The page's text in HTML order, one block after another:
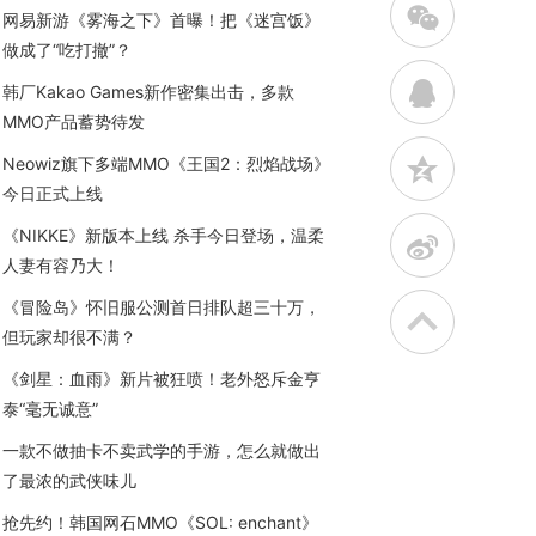
网易新游《雾海之下》首曝！把《迷宫饭》
做成了“吃打撤”？
韩厂Kakao Games新作密集出击，多款
MMO产品蓄势待发
Neowiz旗下多端MMO《王国2：烈焰战场》
今日正式上线
《NIKKE》新版本上线 杀手今日登场，温柔
人妻有容乃大！
《冒险岛》怀旧服公测首日排队超三十万，
但玩家却很不满？
《剑星：血雨》新片被狂喷！老外怒斥金亨
泰“毫无诚意”
一款不做抽卡不卖武学的手游，怎么就做出
了最浓的武侠味儿
抢先约！韩国网石MMO《SOL: enchant》
w
q
z
t